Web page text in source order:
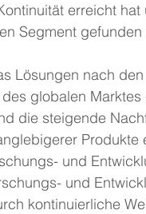
erreicht
Segment gefunden
Lösungen nach
globalen
die steigende
und
und
kontinuierliche